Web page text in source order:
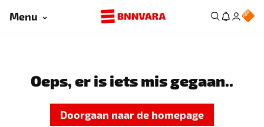
Menu
Oeps, er is iets mis gegaan..
Doorgaan naar de homepage